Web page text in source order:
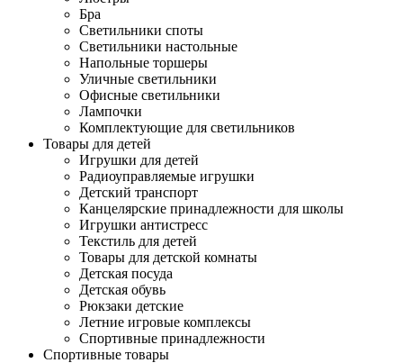
Бра
Светильники споты
Светильники настольные
Напольные торшеры
Уличные светильники
Офисные светильники
Лампочки
Комплектующие для светильников
Товары для детей
Игрушки для детей
Радиоуправляемые игрушки
Детский транспорт
Канцелярские принадлежности для школы
Игрушки антистресс
Текстиль для детей
Товары для детской комнаты
Детская посуда
Детская обувь
Рюкзаки детские
Летние игровые комплексы
Спортивные принадлежности
Спортивные товары